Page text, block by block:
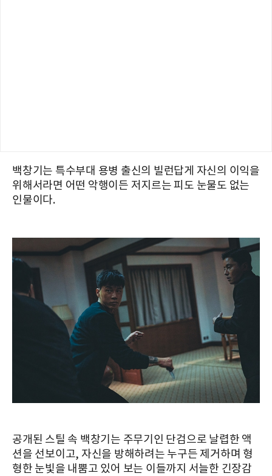
백창기는 특수부대 용병 출신의 빌런답게 자신의 이익을
위해서라면 어떤 악행이든 저지르는 피도 눈물도 없는
인물이다.
공개된 스틸 속 백창기는 주무기인 단검으로 날렵한 액
션을 선보이고, 자신을 방해하려는 누구든 제거하며 형
형한 눈빛을 내뿜고 있어 보는 이들까지 서늘한 긴장감